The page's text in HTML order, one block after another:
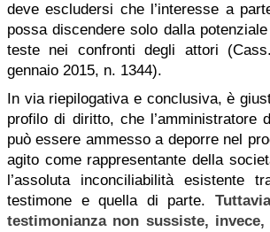
deve escludersi che l’interesse a
possa discendere solo dalla
teste nei confronti degli attori
gennaio 2015, n. 1344).
In via riepilogativa e conclusiva, è
profilo di diritto, che l’amministratore
può essere ammesso a deporre nel
agito come rappresentante della
l’assoluta inconciliabilità esistente
testimone e quella di parte.
testimonianza non sussiste, invece,